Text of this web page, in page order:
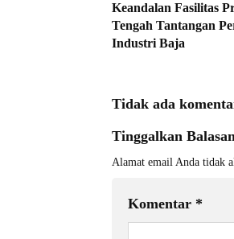
Keandalan Fasilitas
Tengah Tantangan
Industri Baja
Tidak ada
Tinggalkan
Alamat email Anda tidak
Komentar *